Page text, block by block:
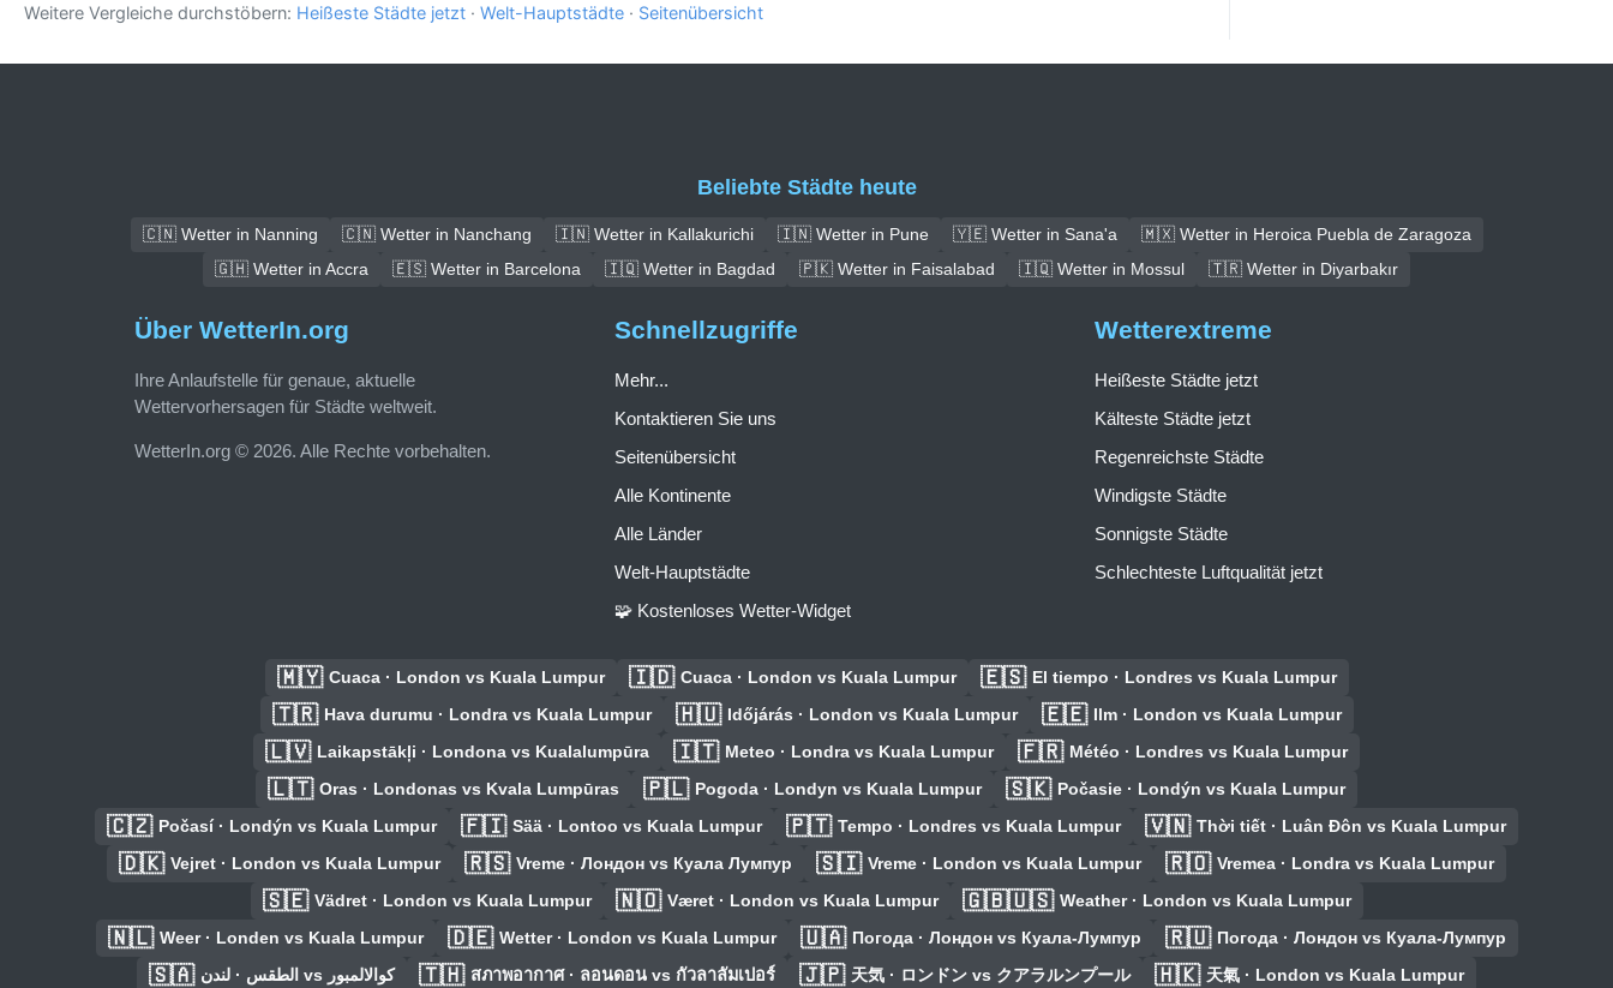
Weitere Vergleiche durchstöbern: Heißeste Städte jetzt · Welt-Hauptstädte · Seitenübersicht
Beliebte Städte heute
🇨🇳 Wetter in Nanning 🇨🇳 Wetter in Nanchang 🇮🇳 Wetter in Kallakurichi 🇮🇳 Wetter in Pune 🇾🇪 Wetter in Sana'a
🇲🇽 Wetter in Heroica Puebla de Zaragoza
🇬🇭 Wetter in Accra
🇪🇸 Wetter in Barcelona 🇮🇶 Wetter in Bagdad 🇵🇰 Wetter in Faisalabad 🇮🇶 Wetter in Mossul 🇹🇷 Wetter in Diyarbakır
Über WetterIn.org
Ihre Anlaufstelle für genaue, aktuelle
Wettervorhersagen für Städte weltweit.
WetterIn.org © 2026. Alle Rechte vorbehalten.
Schnellzugriffe
Mehr...
Kontaktieren Sie uns
Seitenübersicht
Alle Kontinente
Alle Länder
Welt-Hauptstädte
🧩 Kostenloses Wetter-Widget
Wetterextreme
Heißeste Städte jetzt
Kälteste Städte jetzt
Regenreichste Städte
Windigste Städte
Sonnigste Städte
Schlechteste Luftqualität jetzt
🇲🇾 Cuaca · London vs Kuala Lumpur 🇮🇩 Cuaca · London vs Kuala Lumpur 🇪🇸 El tiempo · Londres vs Kuala Lumpur
🇹🇷 Hava durumu · Londra vs Kuala Lumpur 🇭🇺 Időjárás · London vs Kuala Lumpur 🇪🇪 Ilm · London vs Kuala Lumpur
🇱🇻 Laikapstākļi · Londona vs Kualalumpūra 🇮🇹 Meteo · Londra vs Kuala Lumpur 🇫🇷 Météo · Londres vs Kuala Lumpur
🇱🇹 Oras · Londonas vs Kvala Lumpūras 🇵🇱 Pogoda · Londyn vs Kuala Lumpur 🇸🇰 Počasie · Londýn vs Kuala Lumpur
🇨🇿 Počasí · Londýn vs Kuala Lumpur 🇫🇮 Sää · Lontoo vs Kuala Lumpur 🇵🇹 Tempo · Londres vs Kuala Lumpur 🇻🇳 Thời tiết · Luân Đôn vs Kuala Lumpur
🇩🇰 Vejret · London vs Kuala Lumpur 🇷🇸 Vreme · Лондон vs Куала Лумпур 🇸🇮 Vreme · London vs Kuala Lumpur 🇷🇴 Vremea · Londra vs Kuala Lumpur
🇸🇪 Vädret · London vs Kuala Lumpur 🇳🇴 Været · London vs Kuala Lumpur 🇬🇧🇺🇸 Weather · London vs Kuala Lumpur
🇳🇱 Weer · Londen vs Kuala Lumpur 🇩🇪 Wetter · London vs Kuala Lumpur 🇺🇦 Погода · Лондон vs Куала-Лумпур 🇷🇺 Погода · Лондон vs Куала-Лумпур
🇸🇦 الطقس · لندن vs كوالالمبور 🇹🇭 สภาพอากาศ · ลอนดอน vs กัวลาลัมเปอร์ 🇯🇵 天気 · ロンドン vs クアラルンプール 🇭🇰 天氣 · London vs Kuala Lumpur